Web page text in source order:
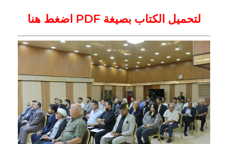
لتحميل الكتاب بصيغة PDF اضغط هنا